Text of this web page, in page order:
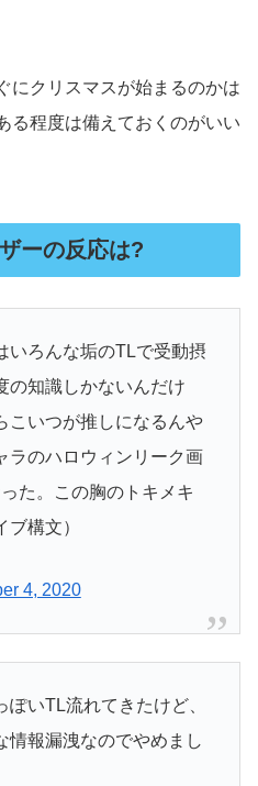
にクリスマスが始まるのかは
る程度は備えておくのがいい
ーの反応は?
いろんな垢のTLで受動摂
の知識しかないんだけ
こいつが推しになるんや
のハロウィンリーク画
た。この胸のトキメキ
構文）
4, 2020
いTL流れてきたけど、
情報漏洩なのでやめまし